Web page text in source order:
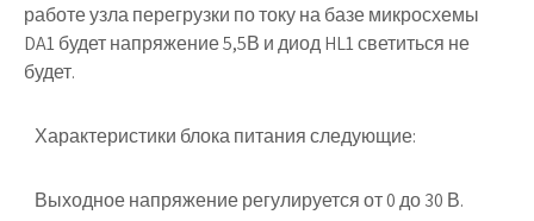
работе узла перегрузки по току на базе микросхемы
DA1 будет напряжение 5,5В и диод HL1 светиться не
будет.
Характеристики блока питания следующие:
Выходное напряжение регулируется от 0 до 30 В.